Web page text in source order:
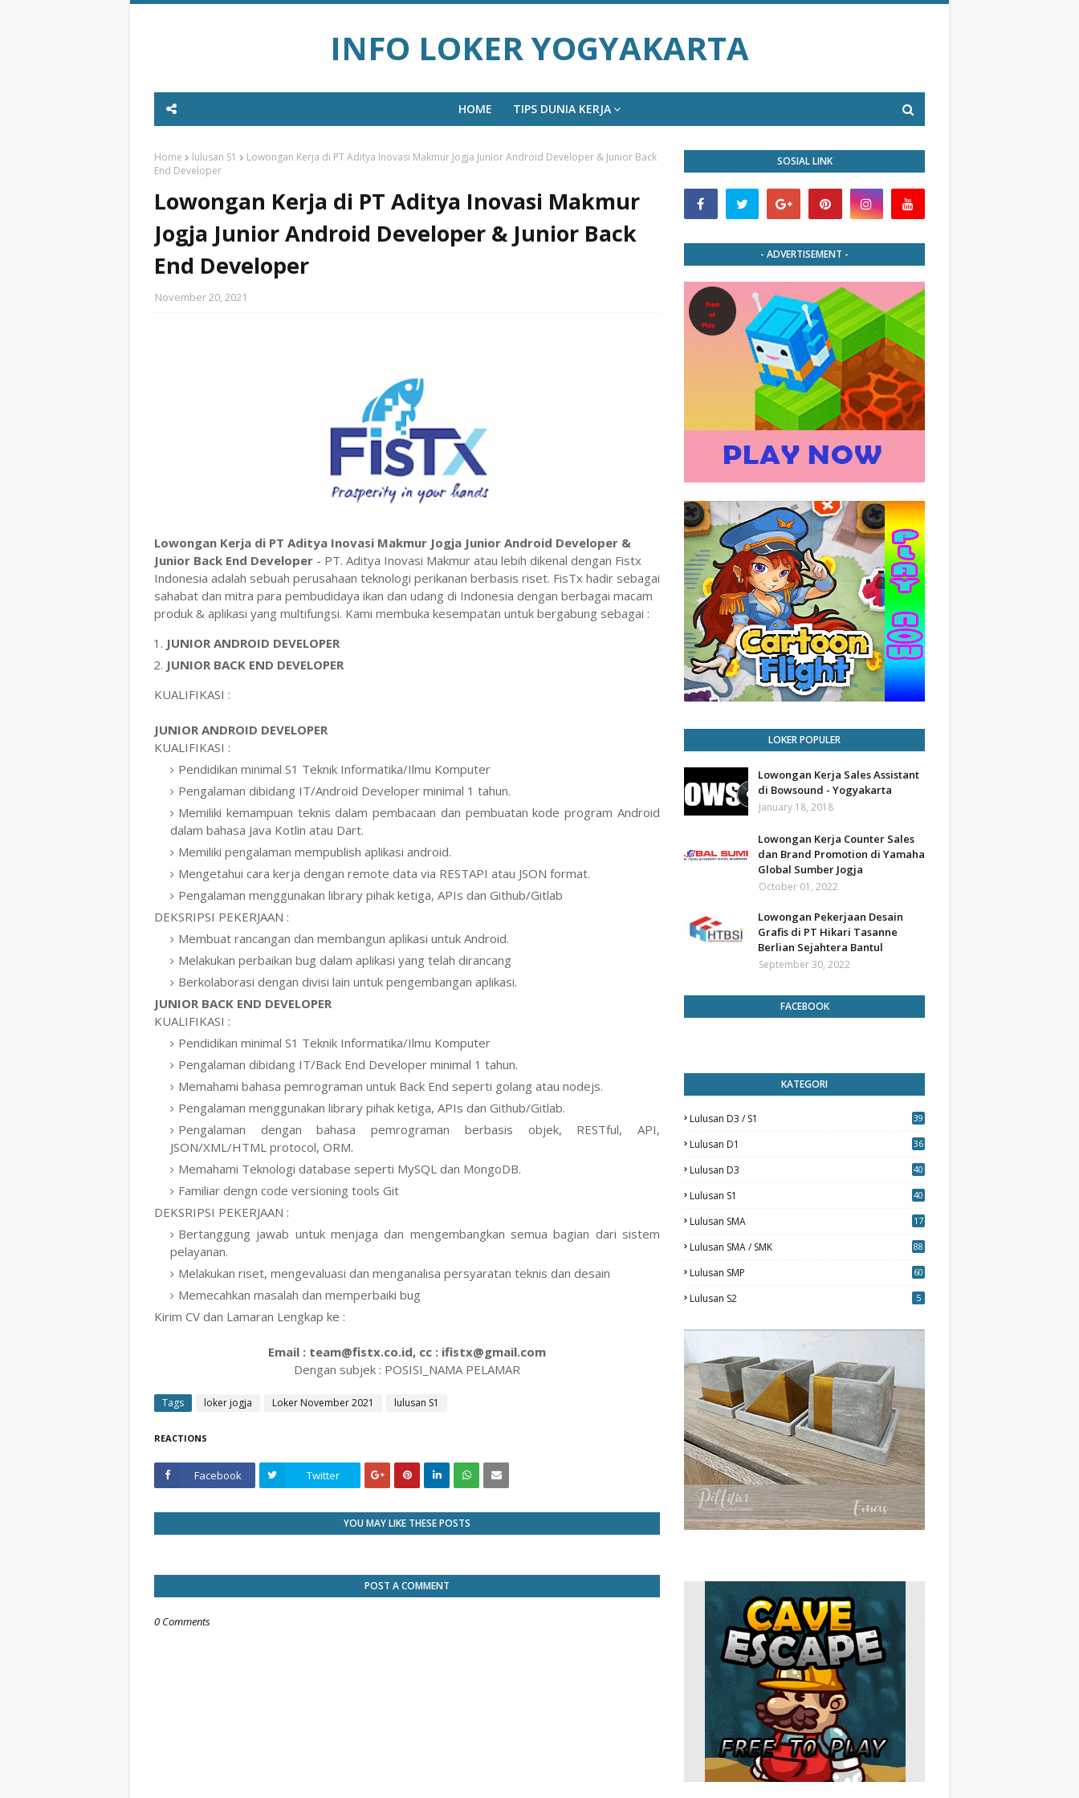
INFO LOKER YOGYAKARTA
HOME TIPS DUNIA KERJA
Home lulusan S1
Lowongan Kerja di PT Aditya Inovasi Makmur Jogja Junior Android Developer & Junior Back
End Developer
Lowongan Kerja di PT Aditya Inovasi Makmur
Jogja Junior Android Developer & Junior Back
End Developer
November 20, 2021
Lowongan Kerja di PT Aditya Inovasi Makmur Jogja Junior Android Developer &
Junior Back End Developer - PT. Aditya Inovasi Makmur atau lebih dikenal dengan Fistx
Indonesia adalah sebuah perusahaan teknologi perikanan berbasis riset. FisTx hadir sebagai
sahabat dan mitra para pembudidaya ikan dan udang di Indonesia dengan berbagai macam
produk & aplikasi yang multifungsi. Kami membuka kesempatan untuk bergabung sebagai :
JUNIOR ANDROID DEVELOPER
JUNIOR BACK END DEVELOPER
KUALIFIKASI :
JUNIOR ANDROID DEVELOPER
KUALIFIKASI :
Pendidikan minimal S1 Teknik Informatika/Ilmu Komputer
Pengalaman dibidang IT/Android Developer minimal 1 tahun.
Memiliki kemampuan teknis dalam pembacaan dan pembuatan kode program Android
dalam bahasa Java Kotlin atau Dart.
Memiliki pengalaman mempublish aplikasi android.
Mengetahui cara kerja dengan remote data via RESTAPI atau JSON format.
Pengalaman menggunakan library pihak ketiga, APIs dan Github/Gitlab
DEKSRIPSI PEKERJAAN :
Membuat rancangan dan membangun aplikasi untuk Android.
Melakukan perbaikan bug dalam aplikasi yang telah dirancang
Berkolaborasi dengan divisi lain untuk pengembangan aplikasi.
JUNIOR BACK END DEVELOPER
KUALIFIKASI :
Pendidikan minimal S1 Teknik Informatika/Ilmu Komputer
Pengalaman dibidang IT/Back End Developer minimal 1 tahun.
Memahami bahasa pemrograman untuk Back End seperti golang atau nodejs.
Pengalaman menggunakan library pihak ketiga, APIs dan Github/Gitlab.
Pengalaman dengan bahasa pemrograman berbasis objek, RESTful, API,
JSON/XML/HTML protocol, ORM.
Memahami Teknologi database seperti MySQL dan MongoDB.
Familiar dengn code versioning tools Git
DEKSRIPSI PEKERJAAN :
Bertanggung jawab untuk menjaga dan mengembangkan semua bagian dari sistem
pelayanan.
Melakukan riset, mengevaluasi dan menganalisa persyaratan teknis dan desain
Memecahkan masalah dan memperbaiki bug
Kirim CV dan Lamaran Lengkap ke :
Email : team@fistx.co.id, cc : ifistx@gmail.com
Dengan subjek : POSISI_NAMA PELAMAR
Tags loker jogja Loker November 2021 lulusan S1
REACTIONS
Facebook Twitter
YOU MAY LIKE THESE POSTS
POST A COMMENT
0 Comments
SOSIAL LINK
- ADVERTISEMENT -
LOKER POPULER
Lowongan Kerja Sales Assistant
di Bowsound - Yogyakarta
January 18, 2018
Lowongan Kerja Counter Sales
dan Brand Promotion di Yamaha
Global Sumber Jogja
October 01, 2022
Lowongan Pekerjaan Desain
Grafis di PT Hikari Tasanne
Berlian Sejahtera Bantul
September 30, 2022
FACEBOOK
KATEGORI
Lulusan D3 / S1
39
Lulusan D1 36
Lulusan D3
40
Lulusan S1
40
Lulusan SMA 17
Lulusan SMA / SMK
88
Lulusan SMP 60
Lulusan S2 5